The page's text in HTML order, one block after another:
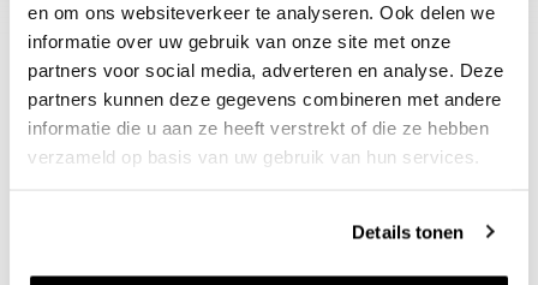
en om ons websiteverkeer te analyseren. Ook delen we
informatie over uw gebruik van onze site met onze
partners voor social media, adverteren en analyse. Deze
partners kunnen deze gegevens combineren met andere
informatie die u aan ze heeft verstrekt of die ze hebben
verzameld op basis van uw gebruik van hun services.
Details tonen
Nieuws & inspiratie in Vineé Vineuse